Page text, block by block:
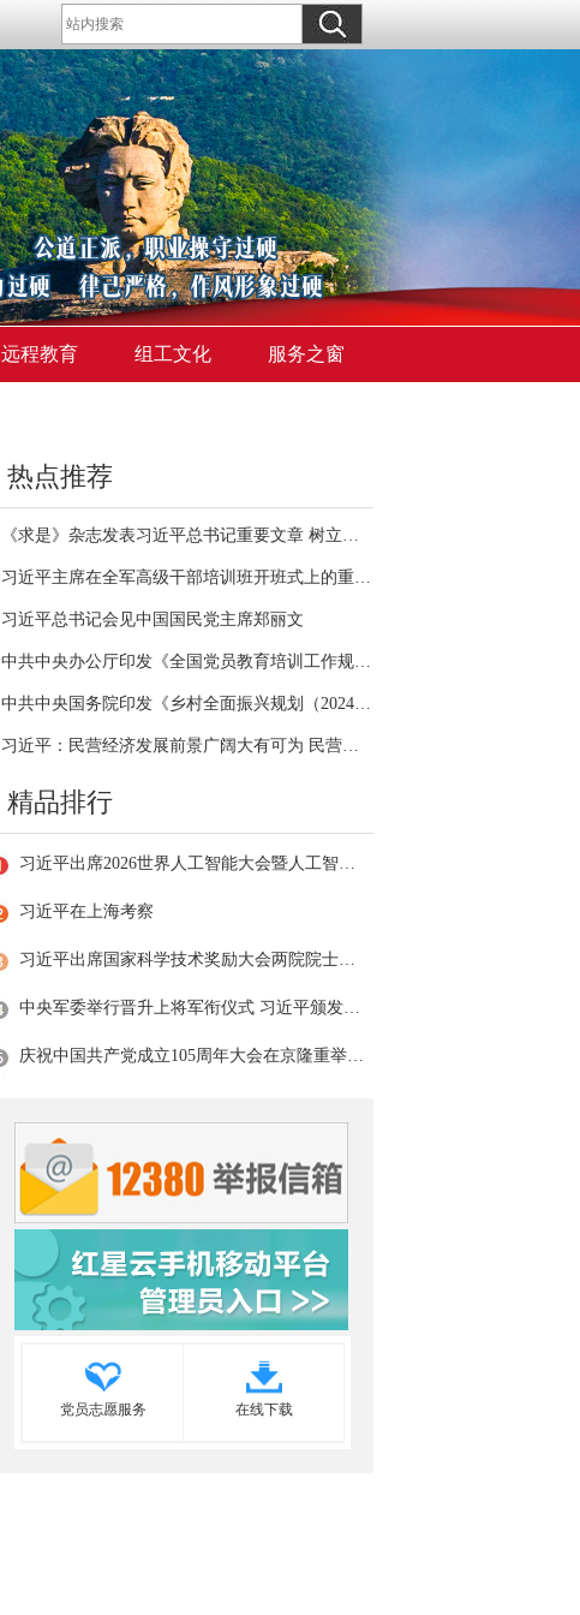
远程教育 组工文化 服务之窗
热点推荐
《求是》杂志发表习近平总书记重要文章 树立和践行正确政绩观
习近平主席在全军高级干部培训班开班式上的重要讲话引领全军开展思想整风、深化政治整训
习近平总书记会见中国国民党主席郑丽文
中共中央办公厅印发《全国党员教育培训工作规划（2024－2028年）》
中共中央国务院印发《乡村全面振兴规划（2024—2027年）》
习近平：民营经济发展前景广阔大有可为 民营企业和民营企业家大显身手正当其时
精品排行
习近平出席2026世界人工智能大会暨人工智能全球治理高级别会议开幕式并发表主旨讲话
习近平在上海考察
习近平出席国家科学技术奖励大会两院院士大会中国科协第十一次全国代表大会并发表重要讲话
中央军委举行晋升上将军衔仪式 习近平颁发命令状并向晋衔的军官表示祝贺
庆祝中国共产党成立105周年大会在京隆重举行 习近平发表重要讲话
党员志愿服务 在线下载